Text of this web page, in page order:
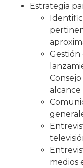
Estrategia
Gestión
alcance
medios